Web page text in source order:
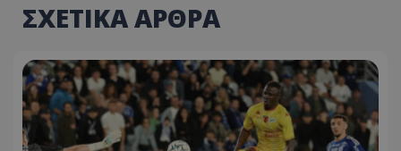
ΣΧΕΤΙΚΑ ΑΡΘΡΑ